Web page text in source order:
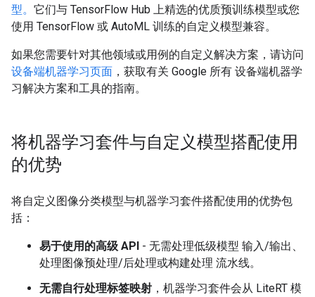
型。 它们与 TensorFlow Hub 上精选的优质预训练模型或您
使用 TensorFlow 或 AutoML 训练的自定义模型兼容。
如果您需要针对其他领域或用例的自定义解决方案，请访问
设备端机器学习页面 ，获取有关 Google 所有 设备端机器学
习解决方案和工具的指南。
将机器学习套件与自定义模型搭配使用
的优势
将自定义图像分类模型与机器学习套件搭配使用的优势包
括：
易于使用的高级 API - 无需处理低级模型 输入/输出、
处理图像预处理/后处理或构建处理 流水线。
无需自行处理标签映射 ，机器学习套件会从 LiteRT 模